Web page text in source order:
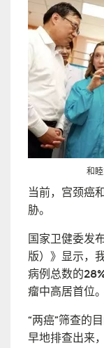
和
当前，宫颈癌
胁。
国家卫健委发
版）》显示，
病例总数的
瘤中高居首位。
“两癌”筛查的
早地排查出来